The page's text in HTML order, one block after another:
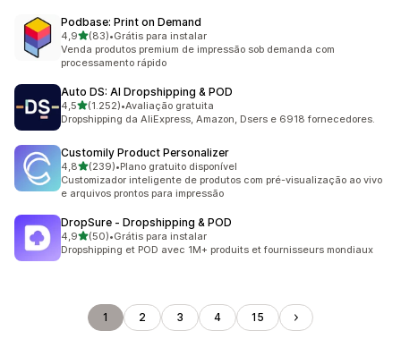
Podbase: Print on Demand
4,9de 5 estrelas
(83)
83 avaliações ao todo
•Grátis para instalar
Venda produtos premium de impressão sob demanda com
processamento rápido
Auto DS: AI Dropshipping & POD
4,5de 5 estrelas
(1.252)
1252 avaliações ao todo
•Avaliação gratuita
Dropshipping da AliExpress, Amazon, Dsers e 6918 fornecedores.
Customily Product Personalizer
4,8de 5 estrelas
(239)
239 avaliações ao todo
•Plano gratuito disponível
Customizador inteligente de produtos com pré-visualização ao vivo
e arquivos prontos para impressão
DropSure ‑ Dropshipping & POD
4,9de 5 estrelas
(50)
50 avaliações ao todo
•Grátis para instalar
Dropshipping et POD avec 1M+ produits et fournisseurs mondiaux
1 2 3 4 15